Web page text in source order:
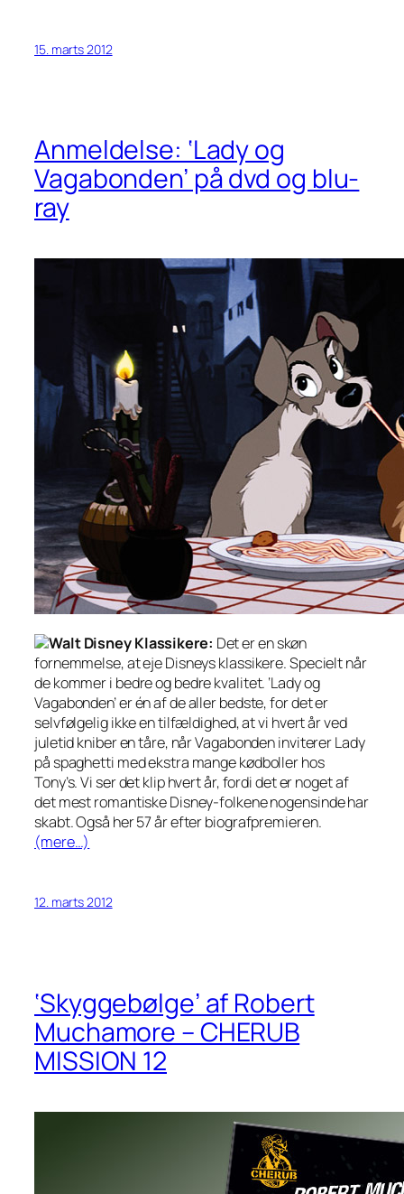
15. marts 2012
Anmeldelse: ‘Lady og
Vagabonden’ på dvd og blu-
ray
Walt Disney Klassikere: Det er en skøn
fornemmelse, at eje Disneys klassikere. Specielt når
de kommer i bedre og bedre kvalitet. ‘Lady og
Vagabonden’ er én af de aller bedste, for det er
selvfølgelig ikke en tilfældighed, at vi hvert år ved
juletid kniber en tåre, når Vagabonden inviterer Lady
på spaghetti med ekstra mange kødboller hos
Tony’s. Vi ser det klip hvert år, fordi det er noget af
det mest romantiske Disney-folkene nogensinde har
skabt. Også her 57 år efter biografpremieren.
(mere…)
12. marts 2012
‘Skyggebølge’ af Robert
Muchamore – CHERUB
MISSION 12